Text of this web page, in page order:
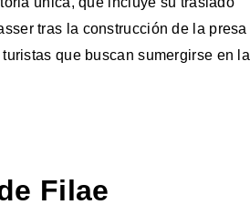
tras la construcción de la presa
que buscan sumergirse en la
Filae